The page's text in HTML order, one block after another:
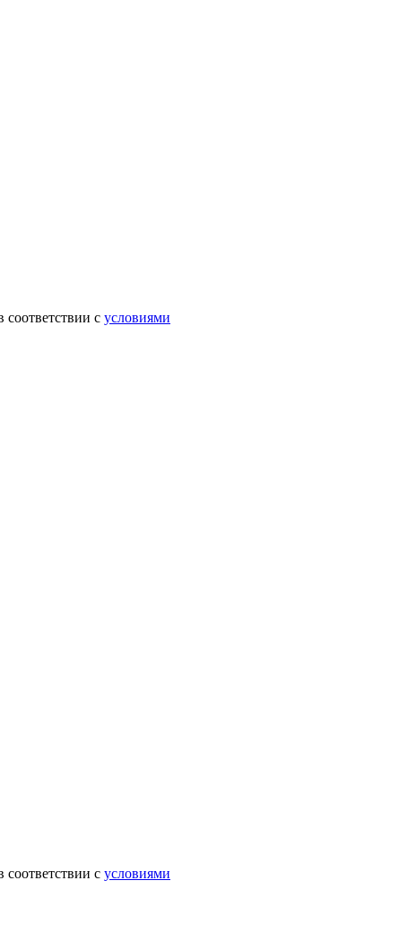
с условиями
с условиями